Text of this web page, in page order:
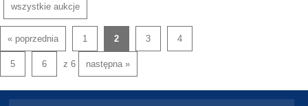
wszystkie aukcje
« poprzednia 1 2 3 4
5 6 z 6 następna »